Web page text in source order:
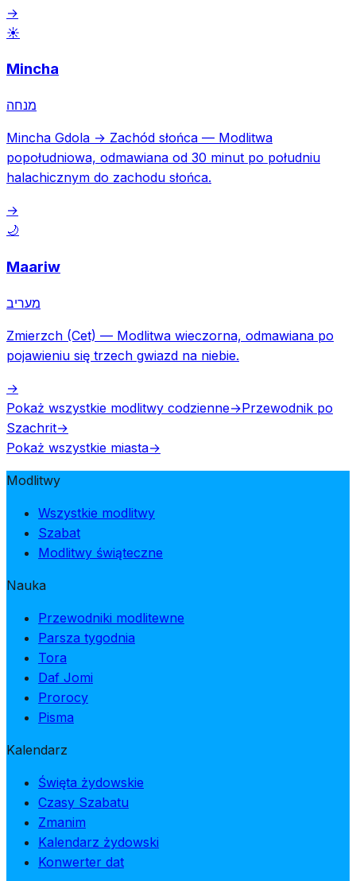
→
☀️
Mincha
מנחה
Mincha Gdola → Zachód słońca — Modlitwa
popołudniowa, odmawiana od 30 minut po południu
halachicznym do zachodu słońca.
→
🌙
Maariw
מעריב
Zmierzch (Cet) — Modlitwa wieczorna, odmawiana po
pojawieniu się trzech gwiazd na niebie.
→
Pokaż wszystkie modlitwy codzienne→Przewodnik po
Szachrit→
Pokaż wszystkie miasta→
Modlitwy
Wszystkie modlitwy
Szabat
Modlitwy świąteczne
Nauka
Przewodniki modlitewne
Parsza tygodnia
Tora
Daf Jomi
Prorocy
Pisma
Kalendarz
Święta żydowskie
Czasy Szabatu
Zmanim
Kalendarz żydowski
Konwerter dat